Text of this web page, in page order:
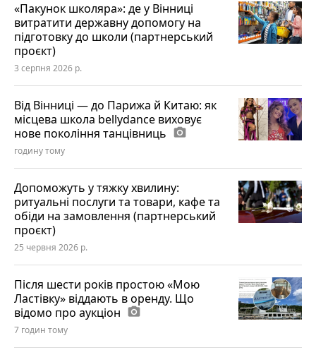
«Пакунок школяра»: де у Вінниці
витратити державну допомогу на
підготовку до школи (партнерський
проєкт)
3 серпня 2026 р.
Від Вінниці — до Парижа й Китаю: як
місцева школа bellydance виховує
нове покоління танцівниць photo_camera
годину тому
Допоможуть у тяжку хвилину:
ритуальні послуги та товари, кафе та
обіди на замовлення (партнерський
проєкт)
25 червня 2026 р.
Після шести років простою «Мою
Ластівку» віддають в оренду. Що
відомо про аукціон photo_camera
7 годин тому